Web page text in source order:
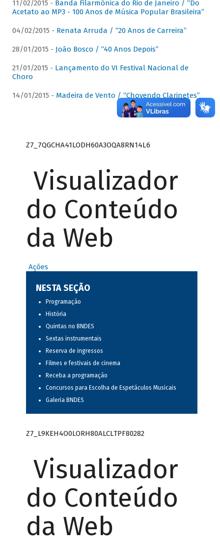
11/02/2015 - Banda Filarmônica do Rio de Janeiro / “Do
Acetato ao MP3 - 100 Anos de Música Popular Brasileira”
04/02/2015 - Renata Arruda / “20 Anos de Carreira”
28/01/2015 - João Bosco / “40 Anos Depois”
21/01/2015 - Lançamento do VI Festival Nacional de
Choro
14/01/2015 - Madeira de Vento / “Chovendo Clarinetes”
Z7_7QGCHA41LODH60A3OQA8RN14L6
Visualizador
do Conteúdo
da Web
Ações
NESTA SEÇÃO
Programação
História
Quintas no BNDES
Sextas instrumentais
Reserva de ingressos
Filmes e festivais de cinema
Receba a programação
Concursos para Escolha de Espetáculos Musicais
Galeria BNDES
Z7_L9KEH4O0LORH80ALCLTPF80282
Visualizador
do Conteúdo
da Web